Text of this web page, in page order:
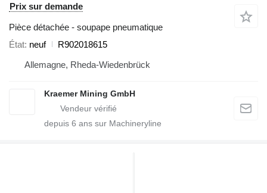
Prix sur demande
Pièce détachée - soupape pneumatique
État neuf
R902018615
Allemagne, Rheda-Wiedenbrück
Kraemer Mining GmbH
depuis 6 ans sur Machineryline